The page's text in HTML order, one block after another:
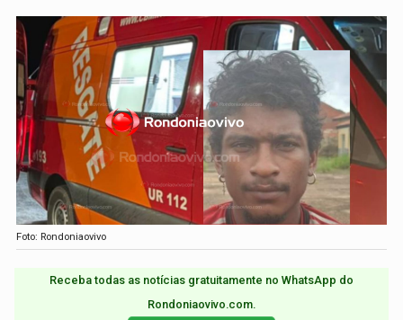
Foto: Rondoniaovivo
Receba todas as notícias gratuitamente no WhatsApp do
Rondoniaovivo.com.​